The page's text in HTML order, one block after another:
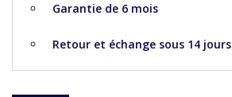
Garantie de 6 mois
Retour et échange sous 14 jours